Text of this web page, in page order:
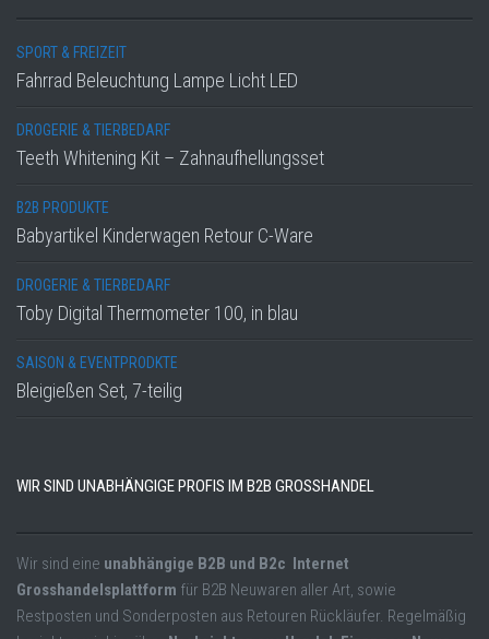
SPORT & FREIZEIT
Fahrrad Beleuchtung Lampe Licht LED
DROGERIE & TIERBEDARF
Teeth Whitening Kit – Zahnaufhellungsset
B2B PRODUKTE
Babyartikel Kinderwagen Retour C-Ware
DROGERIE & TIERBEDARF
Toby Digital Thermometer 100, in blau
SAISON & EVENTPRODKTE
Bleigießen Set, 7-teilig
WIR SIND UNABHÄNGIGE PROFIS IM B2B GROSSHANDEL
Wir sind eine unabhängige B2B und B2c Internet
Grosshandelsplattform für B2B Neuwaren aller Art, sowie
Restposten und Sonderposten aus Retouren Rückläufer. Regelmäßig